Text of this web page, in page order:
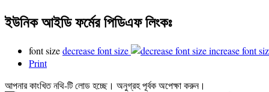
ইউনিক আইডি ফর্মের পিডিএফ লিংকঃ
font sizedecrease font size
increase font
Print
আপনার কাংখিত নথি-টি লোড হচ্ছে। অনুগ্রহ পূর্বক অপেক্ষা করুন।